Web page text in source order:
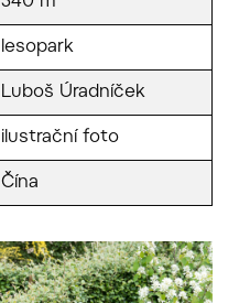
lesopark
Luboš Úradníček
ilustrační foto
Čína